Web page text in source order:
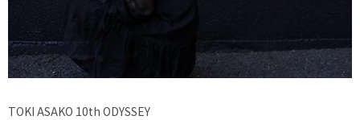
TOKI ASAKO 10th ODYSSEY